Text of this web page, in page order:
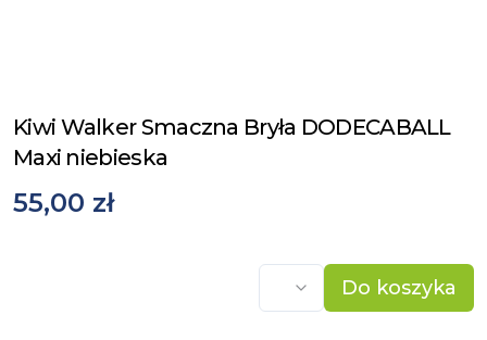
Kiwi Walker Smaczna Bryła DODECABALL
Maxi niebieska
55,00 zł
Do koszyka